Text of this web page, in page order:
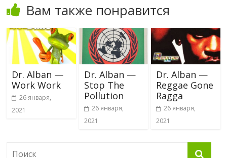
Вам также понравится
Dr. Alban —
Work Work
26 января,
2021
Dr. Alban —
Stop The
Pollution
26 января,
2021
Dr. Alban —
Reggae Gone
Ragga
26 января,
2021